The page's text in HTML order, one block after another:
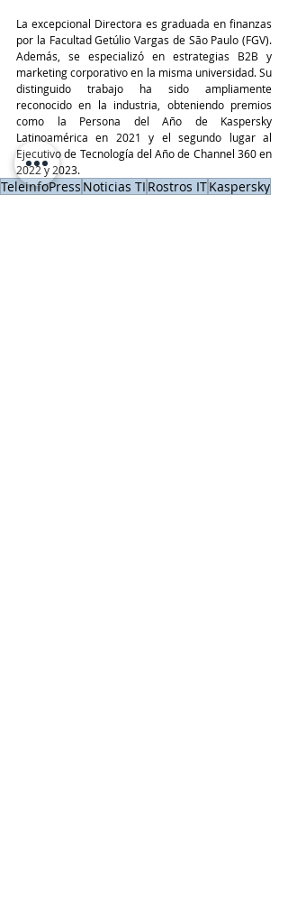
La excepcional Directora es graduada en finanzas
por la Facultad Getúlio Vargas de São Paulo (FGV).
Además, se especializó en estrategias B2B y
marketing corporativo en la misma universidad. Su
distinguido trabajo ha sido ampliamente
reconocido en la industria, obteniendo premios
como la Persona del Año de Kaspersky
Latinoamérica en 2021 y el segundo lugar al
Ejecutivo de Tecnología del Año de Channel 360 en
2022 y 2023.
TeleinfoPress Noticias TI Rostros ITKaspersky